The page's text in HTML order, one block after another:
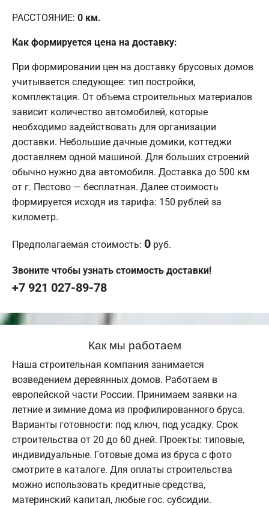
РАССТОЯНИЕ: 0 км.
Как формируется цена на доставку:
При формировании цен на доставку брусовых домов
учитывается следующее: тип постройки,
комплектация. От объема строительных материалов
зависит количество автомобилей, которые
необходимо задействовать для организации
доставки. Небольшие дачные домики, коттеджи
доставляем одной машиной. Для больших строений
обычно нужно два автомобиля. Доставка до 500 км
от г. Пестово — бесплатная. Далее стоимость
формируется исходя из тарифа: 150 рублей за
километр.
Предполагаемая стоимость: 0 руб.
Звоните чтобы узнать стоимость доставки!
+7 921 027-89-78
Как мы работаем
Наша строительная компания занимается
возведением деревянных домов. Работаем в
европейской части России. Принимаем заявки на
летние и зимние дома из профилированного бруса.
Варианты готовности: под ключ, под усадку. Срок
строительства от 20 до 60 дней. Проекты: типовые,
индивидуальные. Готовые дома из бруса с фото
смотрите в каталоге. Для оплаты строительства
можно использовать кредитные средства,
материнский капитал, любые гос. субсидии.